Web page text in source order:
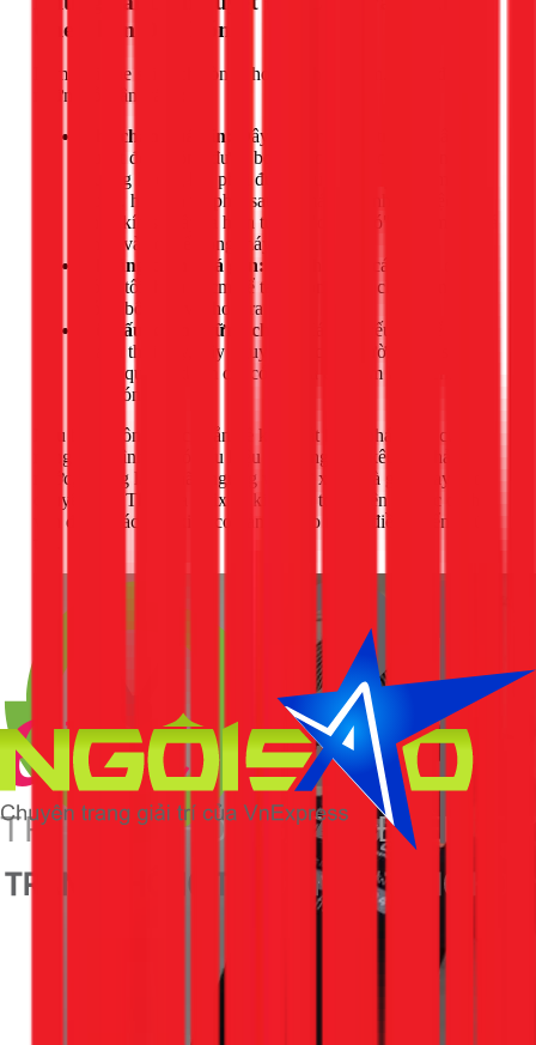
Che Chắn Dàn Nóng
Làm mái che sai cách còn tệ hơn là không làm. Dưới đây là
những lỗi cần tránh:
Che chắn quá kín:
Đây là lỗi nghiêm trọng nhất.
Tuyệt đối không được bọc kín các mặt của cục nóng.
Luồng không khí phải được lưu thông tự do ở mặt
trước, hai bên và phía sau để máy giải nhiệt. Việc che
chắn kín sẽ gây ra hiện tượng "quẩn gió", làm máy quá
nhiệt và có thể hỏng máy nén.
Khoảng cách quá gần: Mái che phải cách nóc cục
nóng tối thiểu 20cm để tạo không gian cho không khí
nóng bốc lên và thoát ra ngoài.
Kết cấu không vững chắc:
Mái che yếu có thể bị gió
mạnh thổi bay, gây nguy hiểm cho người và tài sản
xung quanh, thậm chí có thể va đập làm hỏng chính
cục nóng.
Nếu bạn không chắc chắn về kỹ thuật hoặc phát hiện cục
nóng của mình đã có dấu hiệu hư hỏng như kêu to, chảy
nước, không lạnh, hãy ngưng việc tự xử lý và gọi ngay cho
chuyên gia. Thợ của 1Fix sẽ kiểm tra toàn diện để xác định
vấn đề, từ các linh kiện cơ bản đến bo mạch điều khiển phức